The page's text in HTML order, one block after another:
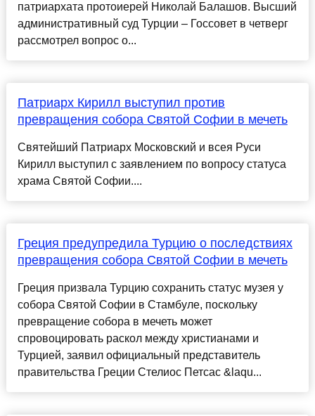
патриархата протоиерей Николай Балашов. Высший
административный суд Турции – Госсовет в четверг
рассмотрел вопрос о...
Патриарх Кирилл выступил против
превращения собора Святой Софии в мечеть
Святейший Патриарх Московский и всея Руси
Кирилл выступил с заявлением по вопросу статуса
храма Святой Софии....
Греция предупредила Турцию о последствиях
превращения собора Святой Софии в мечеть
Греция призвала Турцию сохранить статус музея у
собора Святой Софии в Стамбуле, поскольку
превращение собора в мечеть может
спровоцировать раскол между христианами и
Турцией, заявил официальный представитель
правительства Греции Стелиос Петсас &laqu...